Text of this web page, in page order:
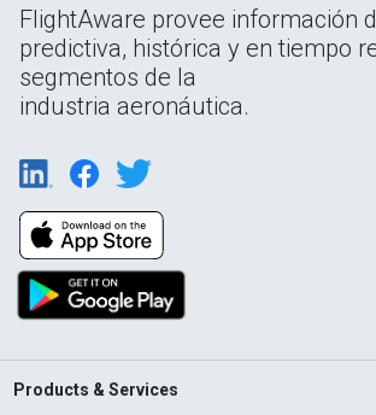
FlightAware provee información
predictiva, histórica y en tiempo
segmentos de la
industria aeronáutica.
Products & Services